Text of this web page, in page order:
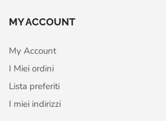
MY ACCOUNT
My Account
I Miei ordini
Lista preferiti
I miei indirizzi